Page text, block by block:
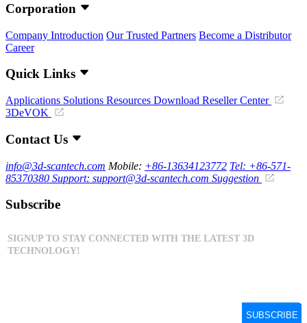
Corporation
Company Introduction Our Trusted Partners Become a Distributor
Career
Quick Links
Applications Solutions Resources Download Reseller Center
3DeVOK
Contact Us
info@3d-scantech.com Mobile: +86-13634123772 Tel: +86-571-
85370380 Support: support@3d-scantech.com Suggestion
Subscribe